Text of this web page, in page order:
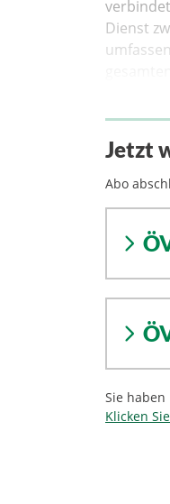
Dienst
Jetzt
Abo
Sie haben
Klicken